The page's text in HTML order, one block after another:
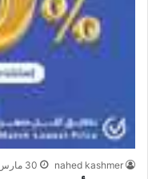
nahed kashmer 30 مارس,2023